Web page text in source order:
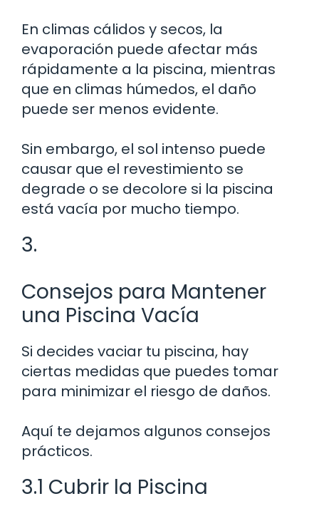
En climas cálidos y secos, la
evaporación puede afectar más
rápidamente a la piscina, mientras
que en climas húmedos, el daño
puede ser menos evidente.
Sin embargo, el sol intenso puede
causar que el revestimiento se
degrade o se decolore si la piscina
está vacía por mucho tiempo.
3.
Consejos para Mantener
una Piscina Vacía
Si decides vaciar tu piscina, hay
ciertas medidas que puedes tomar
para minimizar el riesgo de daños.
Aquí te dejamos algunos consejos
prácticos.
3.1 Cubrir la Piscina